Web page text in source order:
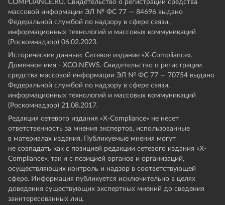
COMPLIANCE.RU. Свидетельство о регистрации средства
массовой информации ЭЛ № ФС 77 — 84696 выдано
Федеральной службой по надзору в сфере связи,
информационных технологий и массовых коммуникаций
(Роскомнадзор) 06.02.2023.
Исторические данные: Сетевое издание «Х-Compliance».
Доменное имя - XCO.NEWS. Свидетельство о регистрации
средства массовой информации ЭЛ № ФС 77 — 70754 выдано
Федеральной службой по надзору в сфере связи,
информационных технологий и массовых коммуникаций
(Роскомнадзор) 21.08.2017.
Редакция сетевого издания «X-Compliance» не несет
ответственность за мнения экспертов, использованные
в материалах издания. Публикуемые мнения могут
не совпадать как с позицией редакции сетевого издания «X-
Compliance», так и с позицией органов и организаций,
осуществляющих контроль и надзор в соответствующей
сфере. Информация публикуется исключительно в целях
доведения существующих экспертных мнений до сведения
заинтересованных лиц.